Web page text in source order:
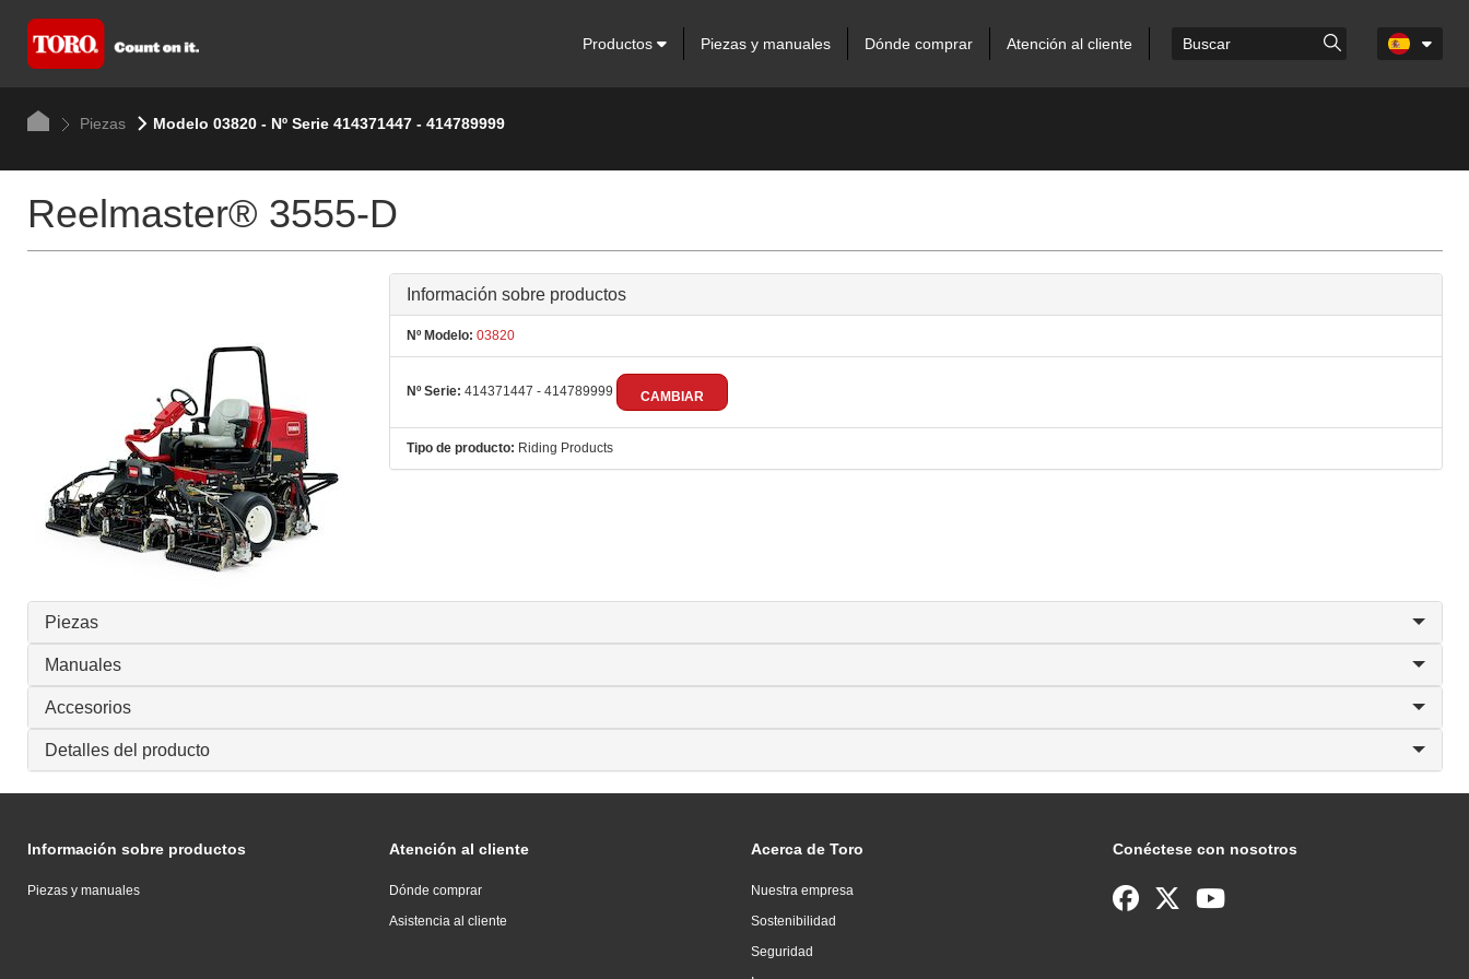
Productos Piezas y manuales Dónde comprar Atención al cliente
Piezas Modelo 03820 - Nº Serie 414371447 - 414789999
Reelmaster® 3555-D
Información sobre productos
Nº Modelo: 03820
Nº Serie: 414371447 - 414789999 CAMBIAR
Tipo de producto: Riding Products
Piezas
Manuales
Accesorios
Detalles del producto
Información sobre productos
Piezas y manuales
Atención al cliente
Dónde comprar
Asistencia al cliente
Acerca de Toro
Nuestra empresa
Sostenibilidad
Seguridad
Conéctese con nosotros